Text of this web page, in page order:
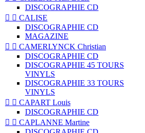
DISCOGRAPHIE CD
  CALISE
DISCOGRAPHIE CD
MAGAZINE
  CAMERLYNCK Christian
DISCOGRAPHIE CD
DISCOGRAPHIE 45 TOURS
VINYLS
DISCOGRAPHIE 33 TOURS
VINYLS
  CAPART Louis
DISCOGRAPHIE CD
  CAPLANNE Martine